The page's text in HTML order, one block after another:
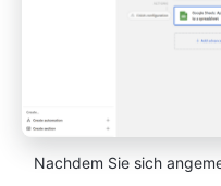
Nachdem Sie sich